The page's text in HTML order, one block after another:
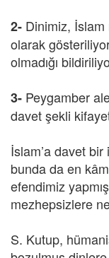
2- Dinimiz,
olarak
olmadığı
3- Peygamber
davet şekli
İslam’a davet
bunda da en
efendimiz
mezhepsizlere
S. Kutup,